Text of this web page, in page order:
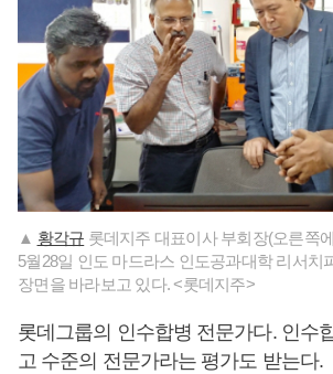
▲ 황각규 롯데지주 대표이사 부회장(오른쪽
5월28일 인도 마드라스 인도공과대학 리서치
장면을 바라보고 있다. <롯데지주>
롯데그룹의 인수합병 전문가다. 인수
고 수준의 전문가라는 평가도 받는다.